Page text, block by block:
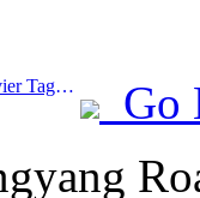
Prev:Shanghai konnte in den ersten vier Tagen des Mittherbstfestes und der Nationalfeiertage über 15,11 Millionen Besucher begrüßen, was einem Anstieg von über 20 % im Vergleich zum Vorjahr entspricht.
Go